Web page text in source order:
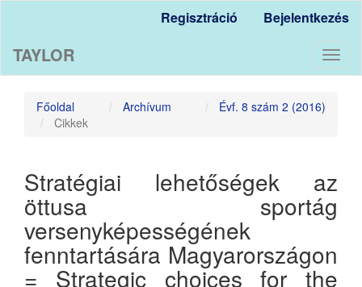
Content
Sidebar
Regisztráció Bejelentkezés
TAYLOR
Főoldal Archívum
Évf. 8 szám 2 (2016)
Cikkek
Stratégiai lehetőségek az
öttusa sportág
versenyképességének
fenntartására Magyarországon
= Strategic choices for the